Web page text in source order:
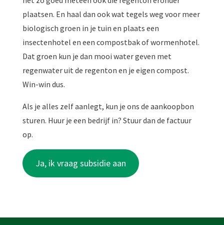
plaatsen. En haal dan ook wat tegels weg voor meer
biologisch groen in je tuin en plaats een
insectenhotel en een compostbak of wormenhotel.
Dat groen kun je dan mooi water geven met
regenwater uit de regenton en je eigen compost.
Win-win dus.
Als je alles zelf aanlegt, kun je ons de aankoopbon
sturen. Huur je een bedrijf in? Stuur dan de factuur
op.
Ja, ik vraag subsidie aan